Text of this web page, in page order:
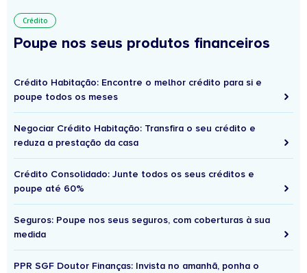
Crédito
Poupe nos seus produtos financeiros
Crédito Habitação: Encontre o melhor crédito para si e
poupe todos os meses
Negociar Crédito Habitação: Transfira o seu crédito e
reduza a prestação da casa
Crédito Consolidado: Junte todos os seus créditos e
poupe até 60%
Seguros: Poupe nos seus seguros, com coberturas à sua
medida
PPR SGF Doutor Finanças: Invista no amanhã, ponha o